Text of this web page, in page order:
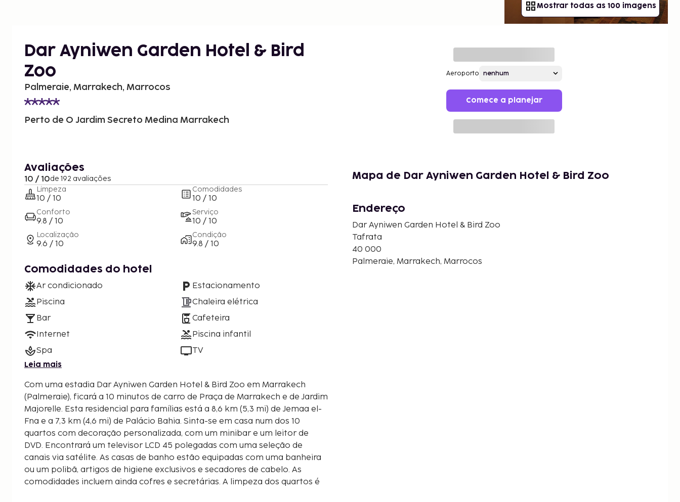
Mostrar todas as 100 imagens
Dar Ayniwen Garden Hotel & Bird
Zoo
Palmeraie, Marrakech, Marrocos
Perto de O Jardim Secreto Medina Marrakech
Aeroporto
Comece a planejar
Avaliações
10 / 10de 192 avaliações
Limpeza
10 / 10
Conforto
9.8 / 10
Localização
9.6 / 10
Comodidades
10 / 10
Serviço
10 / 10
Condição
9.8 / 10
Comodidades do hotel
Ar condicionado
Piscina
Bar
Internet
Spa
Estacionamento
Chaleira elétrica
Cafeteira
Piscina infantil
TV
Leia mais
Com uma estadia Dar Ayniwen Garden Hotel & Bird Zoo em Marrakech
(Palmeraie), ficará a 10 minutos de carro de Praça de Marrakech e de Jardim
Majorelle. Esta residencial para famílias está a 8,6 km (5,3 mi) de Jemaa el-
Fna e a 7,3 km (4,6 mi) de Palácio Bahia. Sinta-se em casa num dos 10
quartos com decoração personalizada, com um minibar e um leitor de
DVD. Encontrará um televisor LCD 45 polegadas com uma seleção de
canais via satélite. As casas de banho estão equipadas com uma banheira
ou um polibã, artigos de higiene exclusivos e secadores de cabelo. As
comodidades incluem ainda cofres e secretárias. A limpeza dos quartos é
Mapa de Dar Ayniwen Garden Hotel & Bird Zoo
Endereço
Dar Ayniwen Garden Hotel & Bird Zoo
Tafrata
40 000
Palmeraie, Marrakech, Marrocos